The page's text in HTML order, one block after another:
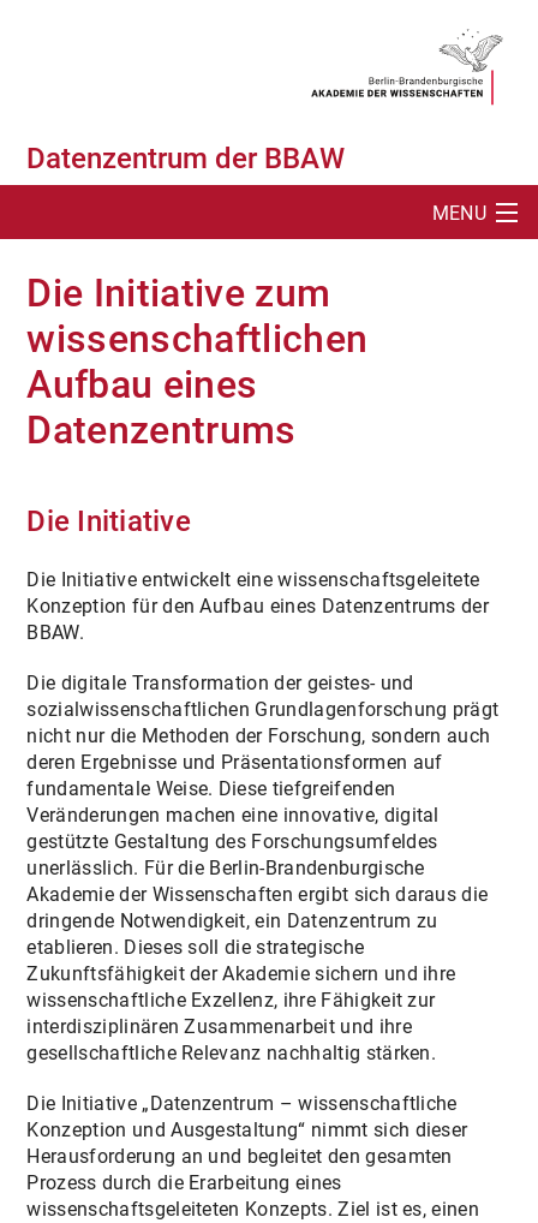
Datenzentrum der BBAW
MENU
ÜBER UNS
INITIATIVE DATENZENTRUM
DATENREPOSITORIUM (TARDIS)
Die Initiative zum
wissenschaftlichen
Aufbau eines
Datenzentrums
Die Initiative
Die Initiative entwickelt eine wissenschaftsgeleitete
Konzeption für den Aufbau eines Datenzentrums der
BBAW.
Die digitale Transformation der geistes- und
sozialwissenschaftlichen Grundlagenforschung prägt
nicht nur die Methoden der Forschung, sondern auch
deren Ergebnisse und Präsentationsformen auf
fundamentale Weise. Diese tiefgreifenden
Veränderungen machen eine innovative, digital
gestützte Gestaltung des Forschungsumfeldes
unerlässlich. Für die Berlin-Brandenburgische
Akademie der Wissenschaften ergibt sich daraus die
dringende Notwendigkeit, ein Datenzentrum zu
etablieren. Dieses soll die strategische
Zukunftsfähigkeit der Akademie sichern und ihre
wissenschaftliche Exzellenz, ihre Fähigkeit zur
interdisziplinären Zusammenarbeit und ihre
gesellschaftliche Relevanz nachhaltig stärken.
Die Initiative „Datenzentrum – wissenschaftliche
Konzeption und Ausgestaltung“ nimmt sich dieser
Herausforderung an und begleitet den gesamten
Prozess durch die Erarbeitung eines
wissenschaftsgeleiteten Konzepts. Ziel ist es, einen